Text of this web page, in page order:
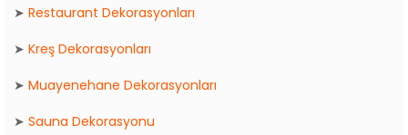
➤ Restaurant Dekorasyonları
➤ Kreş Dekorasyonları
➤ Muayenehane Dekorasyonları
➤ Sauna Dekorasyonu